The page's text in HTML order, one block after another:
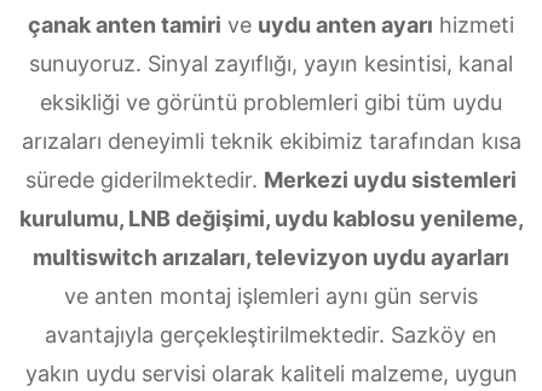
çanak anten tamiri ve uydu anten ayarı hizmeti
sunuyoruz. Sinyal zayıflığı, yayın kesintisi, kanal
eksikliği ve görüntü problemleri gibi tüm uydu
arızaları deneyimli teknik ekibimiz tarafından kısa
sürede giderilmektedir. Merkezi uydu sistemleri
kurulumu, LNB değişimi, uydu kablosu yenileme,
multiswitch arızaları, televizyon uydu ayarları
ve anten montaj işlemleri aynı gün servis
avantajıyla gerçekleştirilmektedir. Sazköy en
yakın uydu servisi olarak kaliteli malzeme, uygun